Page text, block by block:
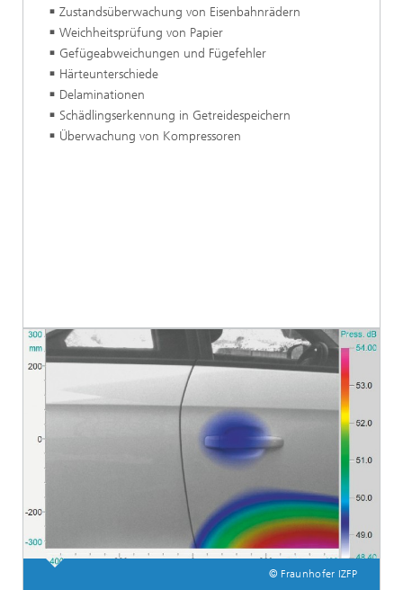
Zustandsüberwachung von Eisenbahnrädern
Weichheitsprüfung von Papier
Gefügeabweichungen und Fügefehler
Härteunterschiede
Delaminationen
Schädlingserkennung in Getreidespeichern
Überwachung von Kompressoren
© Fraunhofer IZFP